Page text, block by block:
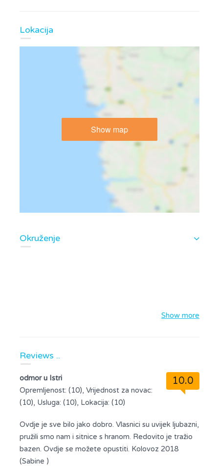
Lokacija
Show map
Okruženje
Show more
Reviews ..
10.0
odmor u Istri
Opremljenost: (10), Vrijednost za novac:
(10), Usluga: (10), Lokacija: (10)
Ovdje je sve bilo jako dobro. Vlasnici su uvijek ljubazni,
pružili smo nam i sitnice s hranom. Redovito je tražio
bazen. Ovdje se možete opustiti. Kolovoz 2018
(Sabine )